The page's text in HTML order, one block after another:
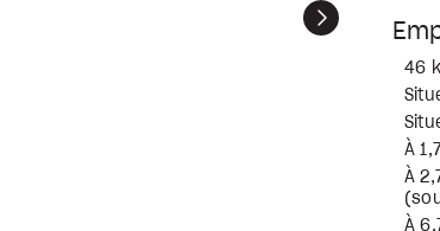
Suivant
46
À
À
À